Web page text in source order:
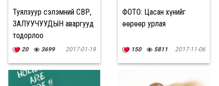
Туялзуур сэлэмний ӨСВӨР,
ЗАЛУУЧУУДЫН аваргууд
тодорлоо
20 3699 2017-01-19
ФОТО: Цасан хүнийг
өөрөөр урлая
150 5811 2017-11-06